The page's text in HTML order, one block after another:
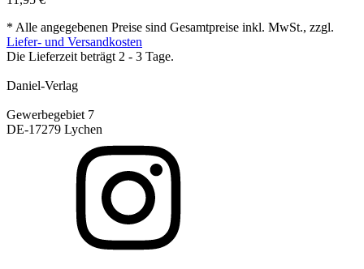
* Alle angegebenen Preise sind Gesamtpreise inkl. MwSt., zzgl.
Liefer- und Versandkosten
Die Lieferzeit beträgt 2 - 3 Tage.
Daniel-Verlag
Gewerbegebiet 7
DE-17279 Lychen